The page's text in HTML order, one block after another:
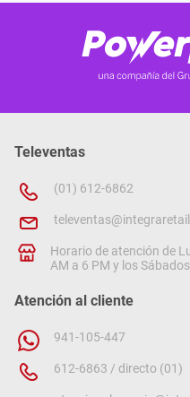
Televentas
(01) 612-6862
Horario de atención de
AM a 6 PM y los
Atención al cliente
941-105-447
612-6863 / directo (01)